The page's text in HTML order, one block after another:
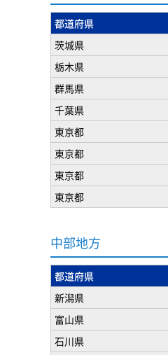
都道府県
茨城県
栃木県
群馬県
千葉県
東京都
東京都
東京都
東京都
中部地方
都道府県
新潟県
富山県
石川県